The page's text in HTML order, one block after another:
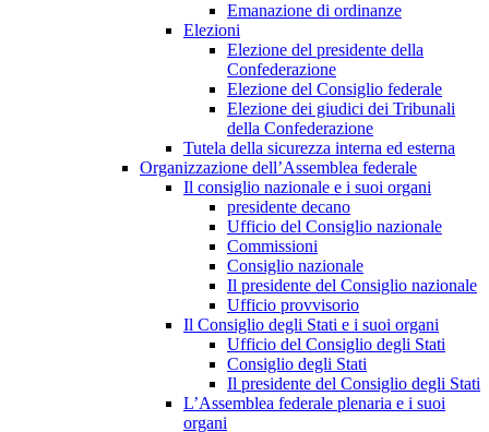
Emanazione di ordinanze
Elezioni
Elezione del presidente della
Confederazione
Elezione del Consiglio federale
Elezione dei giudici dei Tribunali
della Confederazione
Tutela della sicurezza interna ed esterna
Organizzazione dell’Assemblea federale
Il consiglio nazionale e i suoi organi
presidente decano
Ufficio del Consiglio nazionale
Commissioni
Consiglio nazionale
Il presidente del Consiglio nazionale
Ufficio provvisorio
Il Consiglio degli Stati e i suoi organi
Ufficio del Consiglio degli Stati
Consiglio degli Stati
Il presidente del Consiglio degli Stati
L’Assemblea federale plenaria e i suoi
organi